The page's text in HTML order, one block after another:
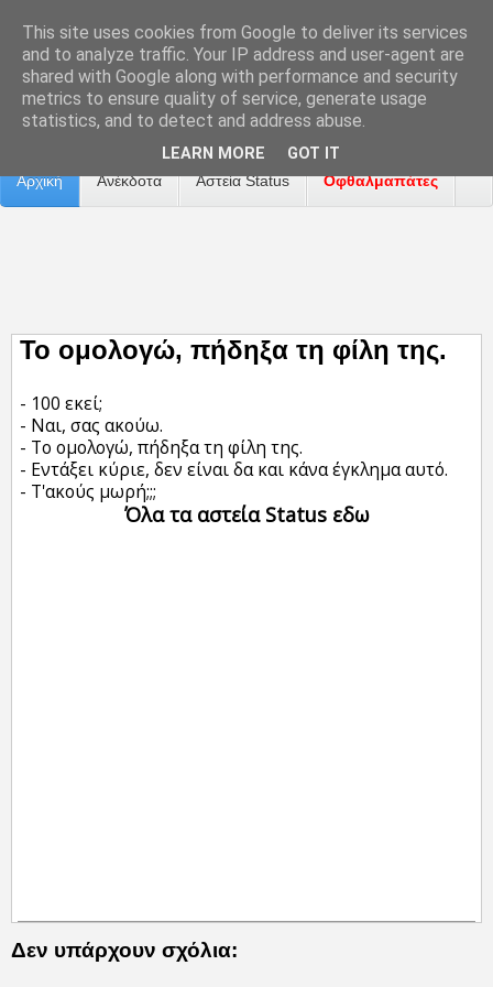
Επικοινωνία Διαφήμιση Αναφορά Προβλήματος
Αρχική Ανέκδοτα Αστεία Status Οφθαλμαπάτες
Το ομολογώ, πήδηξα τη φίλη της.
- 100 εκεί;
- Ναι, σας ακούω.
- Το ομολογώ, πήδηξα τη φίλη της.
- Εντάξει κύριε, δεν είναι δα και κάνα έγκλημα αυτό.
- Τ'ακούς μωρή;;;
Όλα τα αστεία Status εδω
Δεν υπάρχουν σχόλια:
This site uses cookies from Google to deliver its services
and to analyze traffic. Your IP address and user-agent are
shared with Google along with performance and security
metrics to ensure quality of service, generate usage
statistics, and to detect and address abuse.
LEARN MORE GOT IT